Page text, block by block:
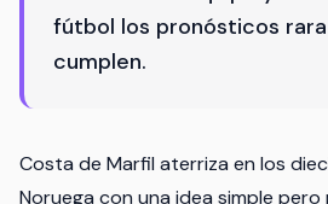
fútbol los pronósticos
cumplen.
Costa de Marfil aterriza en los
Noruega con una idea simple